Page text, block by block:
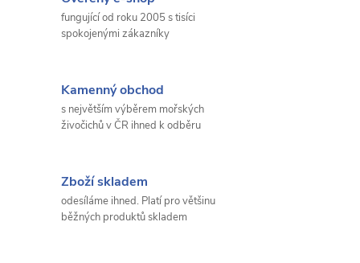
fungující od roku 2005 s tisíci
spokojenými zákazníky
Kamenný obchod
s největším výběrem mořských
živočichů v ČR ihned k odběru
Zboží skladem
odesíláme ihned. Platí pro většinu
běžných produktů skladem